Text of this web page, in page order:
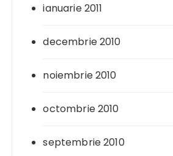
ianuarie 2011
decembrie 2010
noiembrie 2010
octombrie 2010
septembrie 2010